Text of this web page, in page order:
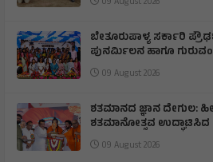
ಬೇತೂರುಪಾಳ್ಯ ಸರ್ಕಾರಿ
ಪುನರ್ಮಿಲನ ಹಾಗೂ
09 August 2026
ಶತಮಾನದ ಜ್ಞಾನ ದೇಗುಲ:
ಶತಮಾನೋತ್ಸವ
09 August 2026